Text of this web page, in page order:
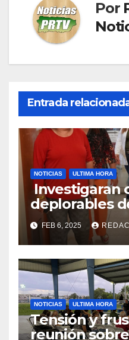
Por
Entrada
NOTICIAS ULTIMA HORA
Investigaran
deplorables
facilidades el
de la Salud
FEB 6, 2025
NOTICIAS ULTIMA HORA
Tensión y
reunión